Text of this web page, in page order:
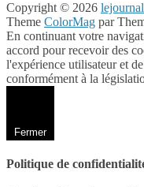
Copyright © 2026
Theme ColorMag par
En continuant votre
accord pour recevoir des
l'expérience utilisateur et
conformément à la
Fermer
Politique de